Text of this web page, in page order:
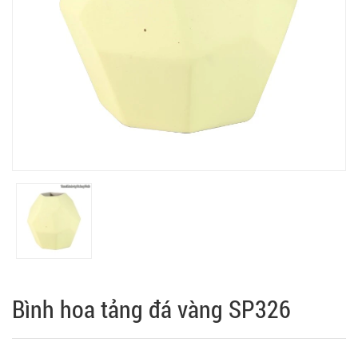
Bình hoa tảng đá vàng SP326